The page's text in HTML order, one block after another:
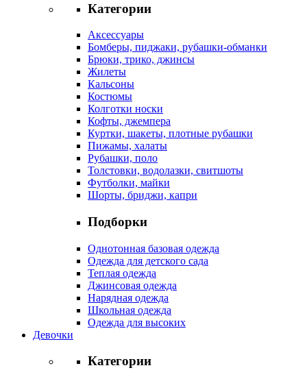
Категории
Аксессуары
Бомберы, пиджаки, рубашки-обманки
Брюки, трико, джинсы
Жилеты
Кальсоны
Костюмы
Колготки носки
Кофты, джемпера
Куртки, шакеты, плотные рубашки
Пижамы, халаты
Рубашки, поло
Толстовки, водолазки, свитшоты
Футболки, майки
Шорты, бриджи, капри
Подборки
Однотонная базовая одежда
Одежда для детского сада
Теплая одежда
Джинсовая одежда
Нарядная одежда
Школьная одежда
Одежда для высоких
Девочки
Категории